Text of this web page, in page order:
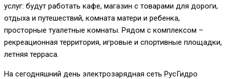
услуг: будут работать кафе, магазин с товарами для дороги,
отдыха и путешествий, комната матери и ребенка,
просторные туалетные комнаты. Рядом с комплексом –
рекреационная территория, игровые и спортивные площадки,
летняя терраса.
На сегодняшний день электрозарядная сеть РусГидро